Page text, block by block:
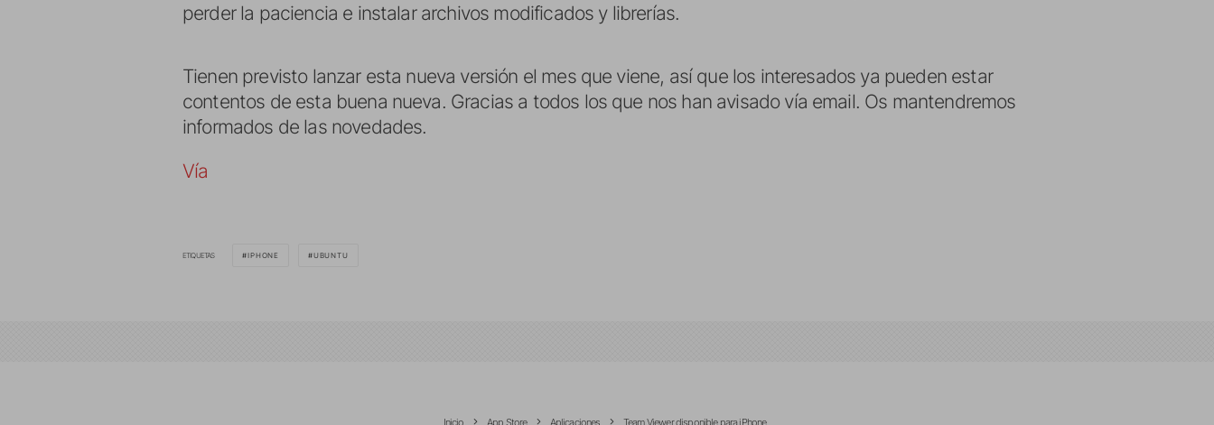
perder la paciencia e instalar archivos modificados y librerías.
Tienen previsto lanzar esta nueva versión el mes que viene, así que los interesados ya pueden estar
contentos de esta buena nueva. Gracias a todos los que nos han avisado vía email. Os mantendremos
informados de las novedades.
Vía
ETIQUETAS IPHONE UBUNTU
Inicio App Store Aplicaciones Team Viewer disponible para iPhone